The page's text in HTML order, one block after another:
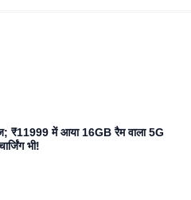
₹11999 में आया 16GB रैम वाला 5G
भी!